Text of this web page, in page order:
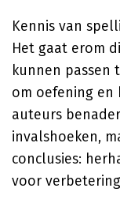
Kennis van
Het gaat erom
kunnen passen
om oefening en
auteurs
invalshoeken,
conclusies:
voor